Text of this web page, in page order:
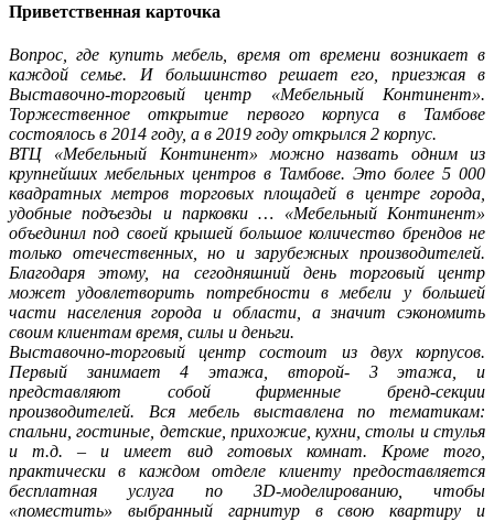
Приветственная карточка
Вопрос, где купить мебель, время от времени возникает в
каждой семье. И большинство решает его, приезжая в
Выставочно-торговый центр «Мебельный Континент».
Торжественное открытие первого корпуса в Тамбове
состоялось в 2014 году, а в 2019 году открылся 2 корпус.
ВТЦ «Мебельный Континент» можно назвать одним из
крупнейших мебельных центров в Тамбове. Это более 5 000
квадратных метров торговых площадей в центре города,
удобные подъезды и парковки … «Мебельный Континент»
объединил под своей крышей большое количество брендов не
только отечественных, но и зарубежных производителей.
Благодаря этому, на сегодняшний день торговый центр
может удовлетворить потребности в мебели у большей
части населения города и области, а значит сэкономить
своим клиентам время, силы и деньги.
Выставочно-торговый центр состоит из двух корпусов.
Первый занимает 4 этажа, второй- 3 этажа, и
представляют собой фирменные бренд-секции
производителей. Вся мебель выставлена по тематикам:
спальни, гостиные, детские, прихожие, кухни, столы и стулья
и т.д. – и имеет вид готовых комнат. Кроме того,
практически в каждом отделе клиенту предоставляется
бесплатная услуга по 3D-моделированию, чтобы
«поместить» выбранный гарнитур в свою квартиру и